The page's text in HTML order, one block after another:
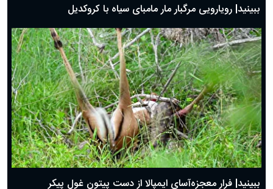
ببینید| رویارویی مرگبار مار مامبای سیاه با کروکدیل
ببینید| فرار معجزه‌آسای ایمپالا از دست پیتون غول پیکر